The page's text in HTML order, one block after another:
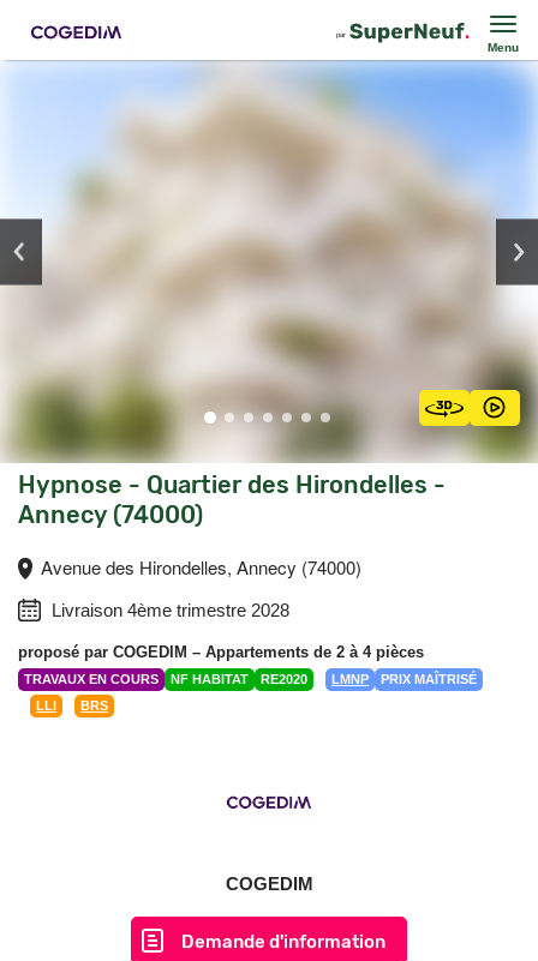
Menu
Hypnose - Quartier des Hirondelles -
Annecy (74000)
Avenue des Hirondelles, Annecy (74000)
Livraison 4ème trimestre 2028
proposé par COGEDIM – Appartements de 2 à 4 pièces
TRAVAUX EN COURS NF HABITAT RE2020 LMNP
PRIX MAÎTRISÉ
LLI
BRS
COGEDIM
Demande d'information